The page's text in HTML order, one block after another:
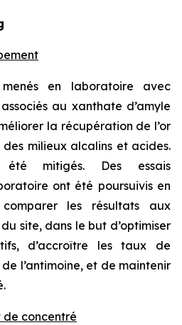
en laboratoire avec
au xanthate d’amyle
la récupération de l’or
milieux alcalins et acides.
mitigés. Des essais
ont été poursuivis en
les résultats aux
site, dans le but d’optimiser
d’accroître les taux de
l’antimoine, et de maintenir
de concentré